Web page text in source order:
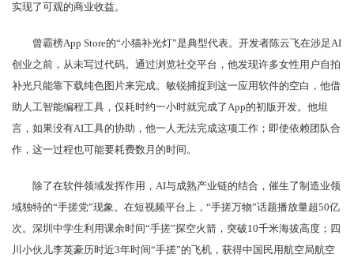
实现了可观的商业收益。
曾霸榜App Store的“小猫补光灯”是典型代表。开发者陈云飞在涉足AI
创业之前，从未写过代码。通过浏览社交平台，他发现许多女性用户自拍
补光只能靠下载纯色图片来完成。敏锐捕捉到这一应用软件的空白，他借
助人工智能编程工具，仅耗时约一小时就完成了App的初版开发。他坦
言，如果没有AI工具的协助，他一人无法完成这项工作；即使依赖团队合
作，这一过程也可能要耗费数月的时间。
除了在软件领域发挥作用，AI与成熟产业链的结合，催生了制造业领
域独特的“手搓党”现象。在短视频平台上，“手搓万物”话题播放量超50亿
次。深圳中学生利用课余时间“手搓”探空火箭，突破10千米海拔高度；四
川小伙儿李英豪历时近3年时间“手搓”的飞机，获得中国民用航空局航空